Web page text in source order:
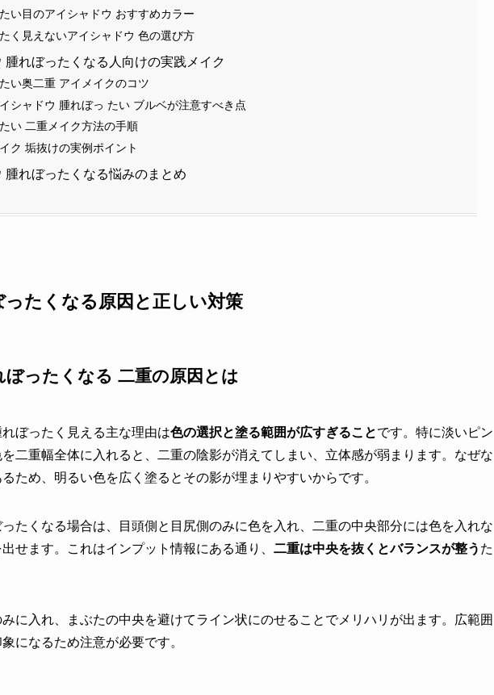
い目のアイシャドウ おすすめカラー
く見えないアイシャドウ 色の選び方
腫れぼったくなる人向けの実践メイク
い奥二重 アイメイクのコツ
シャドウ 腫れぼっ たい ブルベが注意すべき点
い 二重メイク方法の手順
ク 垢抜けの実例ポイント
腫れぼったくなる悩みのまとめ
たくなる原因と正しい対策
ったくなる 二重の原因とは
ぼったく見える主な理由は色の選択と塗る範囲が広すぎることです。特に淡いピン
二重幅全体に入れると、二重の陰影が消えてしまい、立体感が弱まります。なぜな
ため、明るい色を広く塗るとその影が埋まりやすいからです。
たくなる場合は、目頭側と目尻側のみに色を入れ、二重の中央部分には色を入れな
せます。これはインプット情報にある通り、 二重は中央を抜くとバランスが整う た
に入れ、まぶたの中央を避けてライン状にのせることでメリハリが出ます。広範囲
になるため注意が必要です。